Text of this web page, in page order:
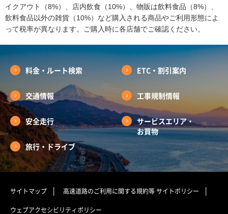
イクアウト（8%）、店内飲食（10%）、物販は飲料食品（8%）、
飲料食品以外の雑貨（10%）など購入される商品やご利用形態によ
って税率が異なります。ご購入時に各店舗でご確認ください。
料金・ルート検索 ETC・割引案内
交通情報 工事規制情報
安全走行
サービスエリア・
お買物
旅行・ドライブ
サイトマップ 高速道路のご利用に関する規約等サイトポリシー
ウェブアクセシビリティポリシー